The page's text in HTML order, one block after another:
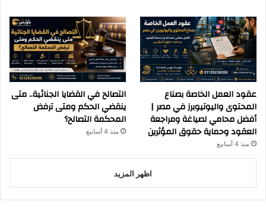
عقود العمل الخاصة بصناع
المحتوى واليوتيوبرز في مصر |
أفضل محامي لصياغة ومراجعة
العقود وحماية حقوق المؤثرين
منذ 4 أسابيع
التصالح في القضايا الجنائية.. متى
ينقضي الحكم ومتى ترفض
المحكمة التصالح؟
منذ 4 أسابيع
اظهر المزيد